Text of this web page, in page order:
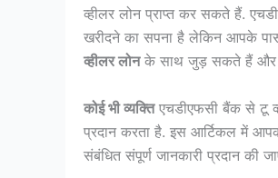
व्हीलर लोन प्राप्त कर सकते हैं.
खरीदने का सपना है लेकिन आपके
व्हीलर लोनके साथ जुड़ सकते हैं और
कोई भी व्यक्तिएचडीएफसी बैंक से टू
प्रदान करता है. इस आर्टिकल में
संबंधित संपूर्ण जानकारी प्रदान की